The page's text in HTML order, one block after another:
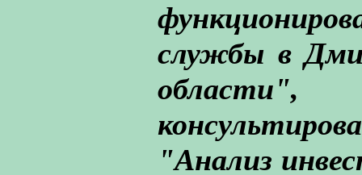
службы в
"Анализ